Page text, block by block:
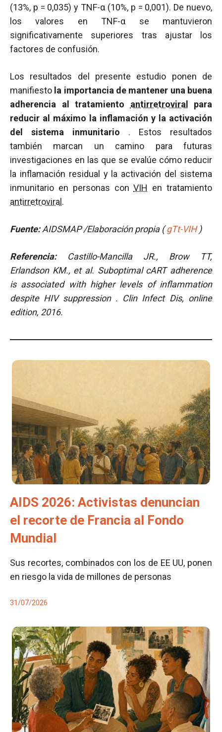
(13%, p = 0,035) y TNF-α (10%, p = 0,001). De nuevo,
los valores en TNF-α se mantuvieron
significativamente superiores tras ajustar los
factores de confusión.
Los resultados del presente estudio ponen de
manifiesto la importancia de mantener una buena
adherencia al tratamiento antirretroviral
para
reducir al máximo la inflamación y la activación
del sistema inmunitario . Estos resultados
también marcan un camino para futuras
investigaciones en las que se evalúe cómo reducir
la inflamación residual y la activación del sistema
inmunitario en personas conVIH en tratamiento
antirretroviral .
Fuente: AIDSMAP /Elaboración propia ( gTt-VIH )
Referencia: Castillo-Mancilla JR., Brow TT,
Erlandson KM., et al. Suboptimal cART adherence
is associated with higher levels of inflammation
despite HIV suppression . Clin Infect Dis, online
edition, 2016.
AIDS 2026: Activistas denuncian
el recorte de Francia al Fondo
Mundial
Sus recortes, combinados con los de EE UU, ponen
en riesgo la vida de millones de personas
31/07/2026